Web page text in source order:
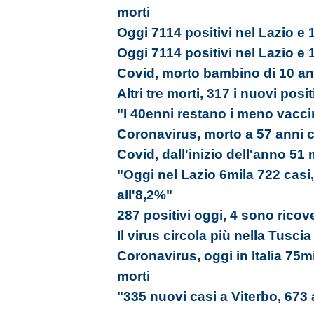
morti
Oggi 7114 positivi nel Lazio e
Oggi 7114 positivi nel Lazio e
Covid, morto bambino di 10
Altri tre morti, 317 i nuovi
"I 40enni restano i meno
Coronavirus, morto a 57 anni
Covid, dall'inizio dell'anno 51
"Oggi nel Lazio 6mila 722
all'8,2%"
287 positivi oggi, 4 sono
Il virus circola più nella
Coronavirus, oggi in Italia
morti
"335 nuovi casi a Viterbo, 673